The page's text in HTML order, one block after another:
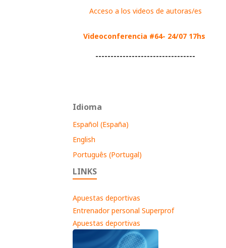
Acceso a los videos de autoras/es
Videoconferencia #64- 24/07 17hs
---------------------------------
Idioma
Español (España)
English
Português (Portugal)
LINKS
Apuestas deportivas
Entrenador personal Superprof
Apuestas deportivas